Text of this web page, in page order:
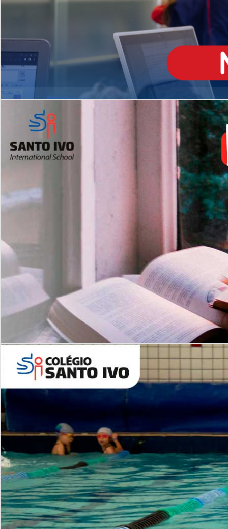
Matrículas Abertas 2026
Leituras Literárias
MÉDIO
igh School
Dupla Diplomação
2º AO 5º ANO FUNDAMENTAL
es
Com imersão Bilingue - Anos
Finais
6º AO 9º ANO FUNDAMENTAL
Inglês: Turmas Reduzidas
(Proficiência)
ALUNOS NOVOS
Entre em Contato
INSTITUCIONAL